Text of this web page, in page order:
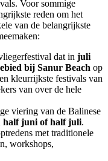
Voor sommige
reden om het
van de belangrijkste
dat in juli
bij Sanur Beach op
kleurrijkste festivals van
van over de hele
viering van de Balinese
half juni of half juli.
met traditionele
workshops,